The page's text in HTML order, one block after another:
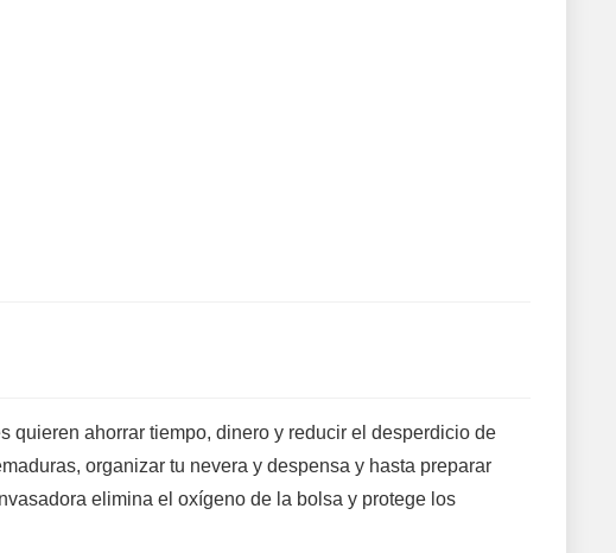
ahorrar tiempo, dinero y reducir el desperdicio de
organizar tu nevera y despensa y hasta preparar
elimina el oxígeno de la bolsa y protege los